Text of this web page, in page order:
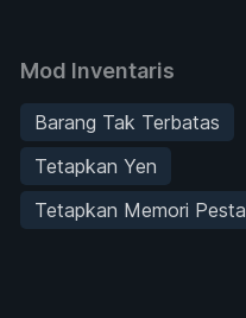
Mod Inventaris
Barang Tak Terbatas
Tetapkan Yen
Tetapkan Memori Pesta